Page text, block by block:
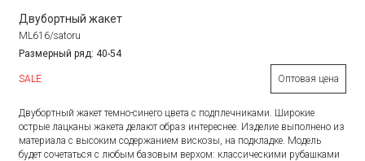
Двубортный жакет
ML616/satoru
Размерный ряд: 40-54
SALE Оптовая цена
Двубортный жакет темно-синего цвета с подплечниками. Широкие
острые лацканы жакета делают образ интереснее. Изделие выполнено из
материала с высоким содержанием вискозы, на подкладке. Модель
будет сочетаться с любым базовым верхом: классическими рубашками